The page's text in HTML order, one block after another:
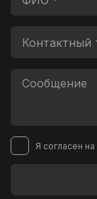
Я согласен